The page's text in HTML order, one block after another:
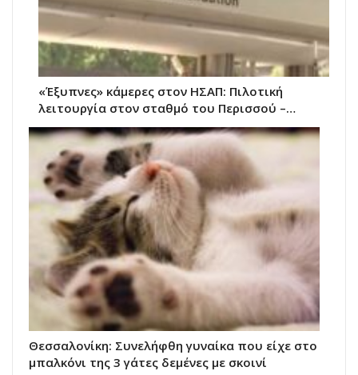
«Έξυπνες» κάμερες στον ΗΣΑΠ: Πιλοτική
λειτουργία στον σταθμό του Περισσού –…
Θεσσαλονίκη: Συνελήφθη γυναίκα που είχε στο
μπαλκόνι της 3 γάτες δεμένες με σκοινί